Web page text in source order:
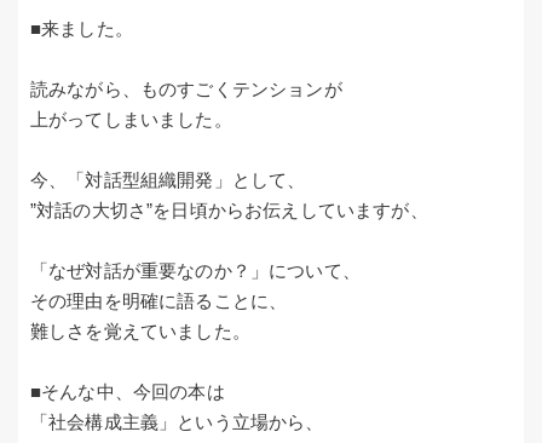
■来ました。
読みながら、ものすごくテンションが
上がってしまいました。
今、「対話型組織開発」として、
”対話の大切さ”を日頃からお伝えしていますが、
「なぜ対話が重要なのか？」について、
その理由を明確に語ることに、
難しさを覚えていました。
■そんな中、今回の本は
「社会構成主義」という立場から、